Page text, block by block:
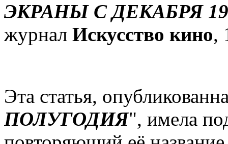
ЭКРАНЫ С ДЕКАБРЯ
журнал Искусство кино,
Эта статья,
ПОЛУГОДИЯ", имела